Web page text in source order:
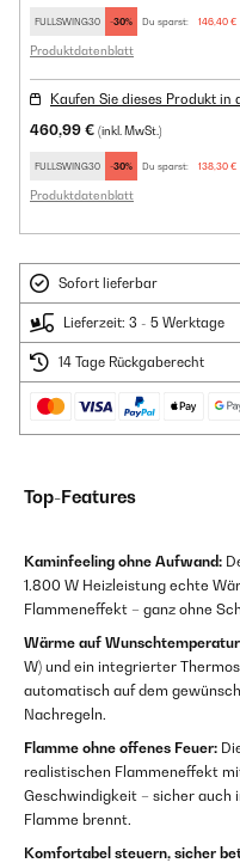
FULLSWING30 -30% Du sparst: 146,40 €
Produktdatenblatt
Kaufen Sie dieses Produkt in
460,99 € (inkl. MwSt.)
FULLSWING30 -30% Du sparst: 138,30 €
Produktdatenblatt
Sofort lieferbar
Lieferzeit: 3 - 5 Werktage
14 Tage Rückgaberecht
Top-Features
Kaminfeeling ohne Aufwand:
1.800 W Heizleistung echte
Flammeneffekt – ganz ohne
Wärme auf
W) und ein integrierter
automatisch auf dem
Nachregeln.
Flamme ohne offenes Feuer:
realistischen Flammeneffekt
Geschwindigkeit – sicher auch
Flamme brennt.
Komfortabel steuern, sicher